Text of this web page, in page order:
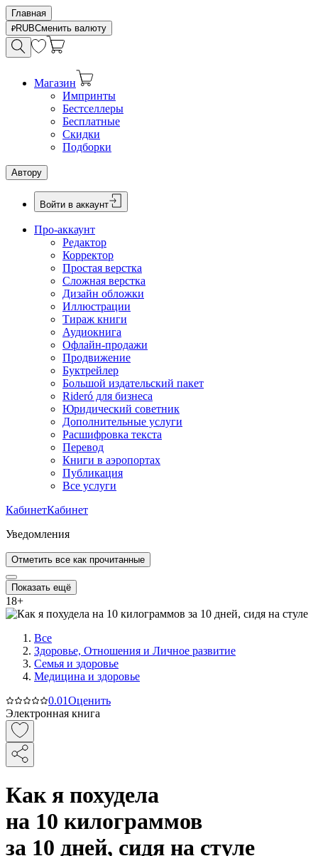
Главная
RUBСменить валюту
Магазин
Импринты
Бестселлеры
Бесплатные
Скидки
Подборки
Автору
Войти в аккаунт
Про-аккаунт
Редактор
Корректор
Простая верстка
Сложная верстка
Дизайн обложки
Иллюстрации
Тираж книги
Аудиокнига
Офлайн-продажи
Продвижение
Буктрейлер
Большой издательский пакет
Rideró для бизнеса
Юридический советник
Дополнительные услуги
Расшифровка текста
Перевод
Книги в аэропортах
Публикация
Все услуги
КабинетКабинет
Уведомления
Отметить все как прочитанные
Показать ещё
18+
Все
Здоровье, Отношения и Личное развитие
Семья и здоровье
Медицина и здоровье
0.01Оценить
Электронная книга
Как я похудела
на 10 килограммов
за 10 дней, сидя на стуле